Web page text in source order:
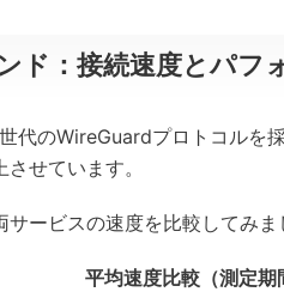
ド：接続速度とパフ
代のWireGuardプロトコルを
せています。
ービスの速度を比較してみま
平均速度比較（測定